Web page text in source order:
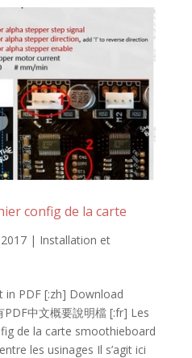
config de la carte
| Installation et
PDF [:zh] Download
中文概要說明檔 [:fr] Les
de la carte smoothieboard
les usinages Il s’agit ici